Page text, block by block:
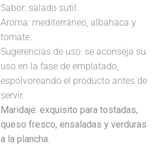
Sabor: salado sutil.
Aroma: mediterráneo, albahaca y
tomate.
Sugerencias de uso: se aconseja su
uso en la fase de emplatado,
espolvoreando el producto antes de
servir.
Maridaje: exquisito para tostadas,
queso fresco, ensaladas y verduras
a la plancha.